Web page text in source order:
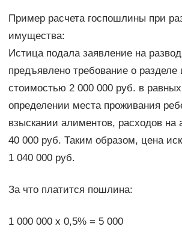
Пример расчета госпошлины при
имущества:
Истица подала заявление на
предъявлено требование о
стоимостью 2 000 000 руб. в
определении места проживания
взыскании алиментов, расходов на
40 000 руб. Таким образом, цена
1 040 000 руб.
За что платится пошлина:
1 000 000 х 0,5% = 5 000